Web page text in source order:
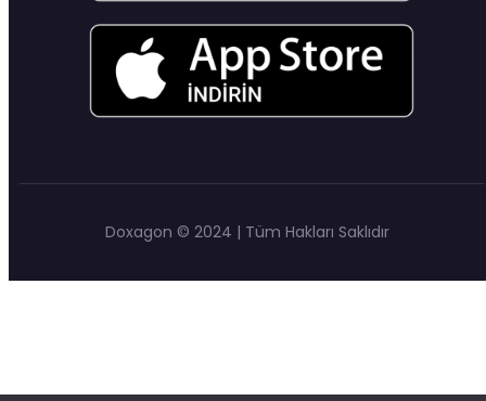
Doxagon © 2024 | Tüm Hakları Saklıdır